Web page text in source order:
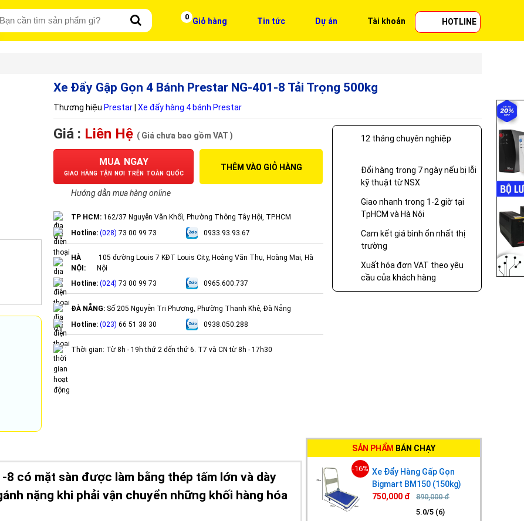
0 Giỏ hàng Tin tức Dự án Tài khoản HOTLINE
Xe Đẩy Gập Gọn 4 Bánh Prestar NG-401-8 Tải Trọng 500kg
Thương hiệu Prestar| Xe đẩy hàng 4 bánh Prestar
Giá : Liên Hệ ( Giá chưa bao gồm VAT )
MUA NGAY
GIAO HÀNG TẬN NƠI TRÊN TOÀN QUỐC
THÊM VÀO GIỎ HÀNG
Hướng dẫn mua hàng online
TP HCM: 162/37 Nguyễn Văn Khối, Phường Thông Tây Hội, TP.HCM
Hotline: (028) 73 00 99 73 0933.93.93.67
HÀ
NỘI:
105 đường Louis 7 KĐT Louis City, Hoàng Văn Thụ, Hoàng Mai, Hà
Nội
Hotline: (024) 73 00 99 73 0965.600.737
ĐÀ NẴNG: Số 205 Nguyễn Tri Phương, Phường Thanh Khê, Đà Nẵng
Hotline: (023) 66 51 38 30 0938.050.288
Thời gian: Từ 8h - 19h thứ 2 đến thứ 6. T7 và CN từ 8h - 17h30
12 tháng chuyên nghiệp
Đổi hàng trong 7 ngày nếu bị lỗi
kỹ thuật từ NSX
Giao nhanh trong 1-2 giờ tại
TpHCM và Hà Nội
Cam kết giá bình ổn nhất thị
trường
Xuất hóa đơn VAT theo yêu
cầu của khách hàng
8 có mặt sàn được làm bằng thép tấm lớn và dày
nặng khi phải vận chuyển những khối hàng hóa
SẢN PHẨM BÁN CHẠY
-16% Xe Đẩy Hàng Gấp Gọn
Bigmart BM150 (150kg)
750,000 đ
890,000 đ
5.0/5 (6)